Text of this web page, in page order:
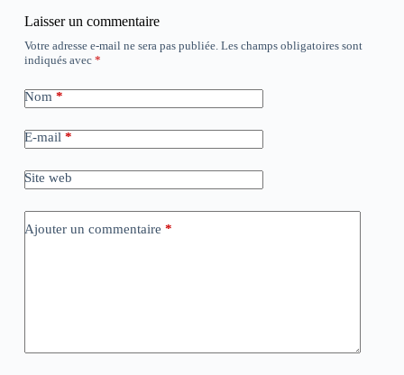
Laisser un commentaire
Votre adresse e-mail ne sera pas publiée. Les champs obligatoires sont
indiqués avec *
Nom *
E-mail *
Site web
Ajouter un commentaire *